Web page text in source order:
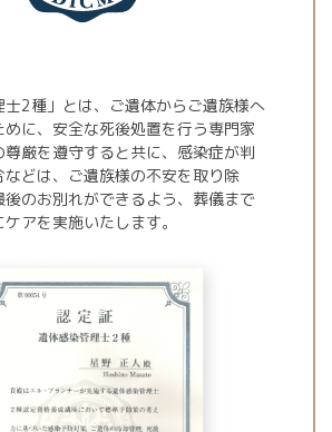
士2種」とは、ご遺体からご遺族様へ
めに、安全な死後処置を行う専門家
尊厳を遵守すると共に、感染症が判
などは、ご遺族様の不安を取り除
後のお別れができるよう、葬儀まで
アを実施いたします。